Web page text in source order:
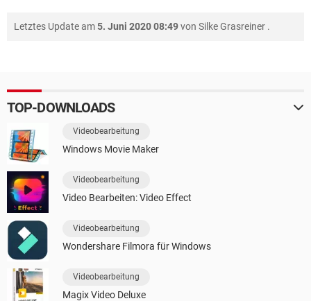
Letztes Update am5. Juni 2020 08:49von Silke Grasreiner .
TOP-DOWNLOADS
Videobearbeitung
Windows Movie Maker
Videobearbeitung
Video Bearbeiten: Video Effect
Videobearbeitung
Wondershare Filmora für Windows
Videobearbeitung
Magix Video Deluxe